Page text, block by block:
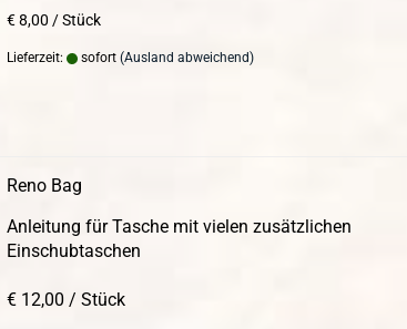
€ 8,00 / Stück
Lieferzeit: sofort (Ausland abweichend)
Reno Bag
Anleitung für Tasche mit vielen zusätzlichen
Einschubtaschen
€ 12,00 / Stück